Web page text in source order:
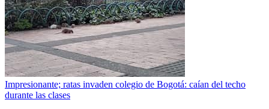
Impresionante; ratas invaden colegio de Bogotá: caían del techo
durante las clases